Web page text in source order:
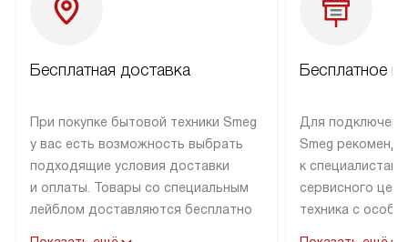
Бесплатная доставка
При покупке бытовой техники Smeg
у вас есть возможность выбрать
подходящие условия доставки
и оплаты. Товары со специальным
лейблом доставляются бесплатно
Бесплатное
Для
Smeg
к специалистам
сервисного
техника с